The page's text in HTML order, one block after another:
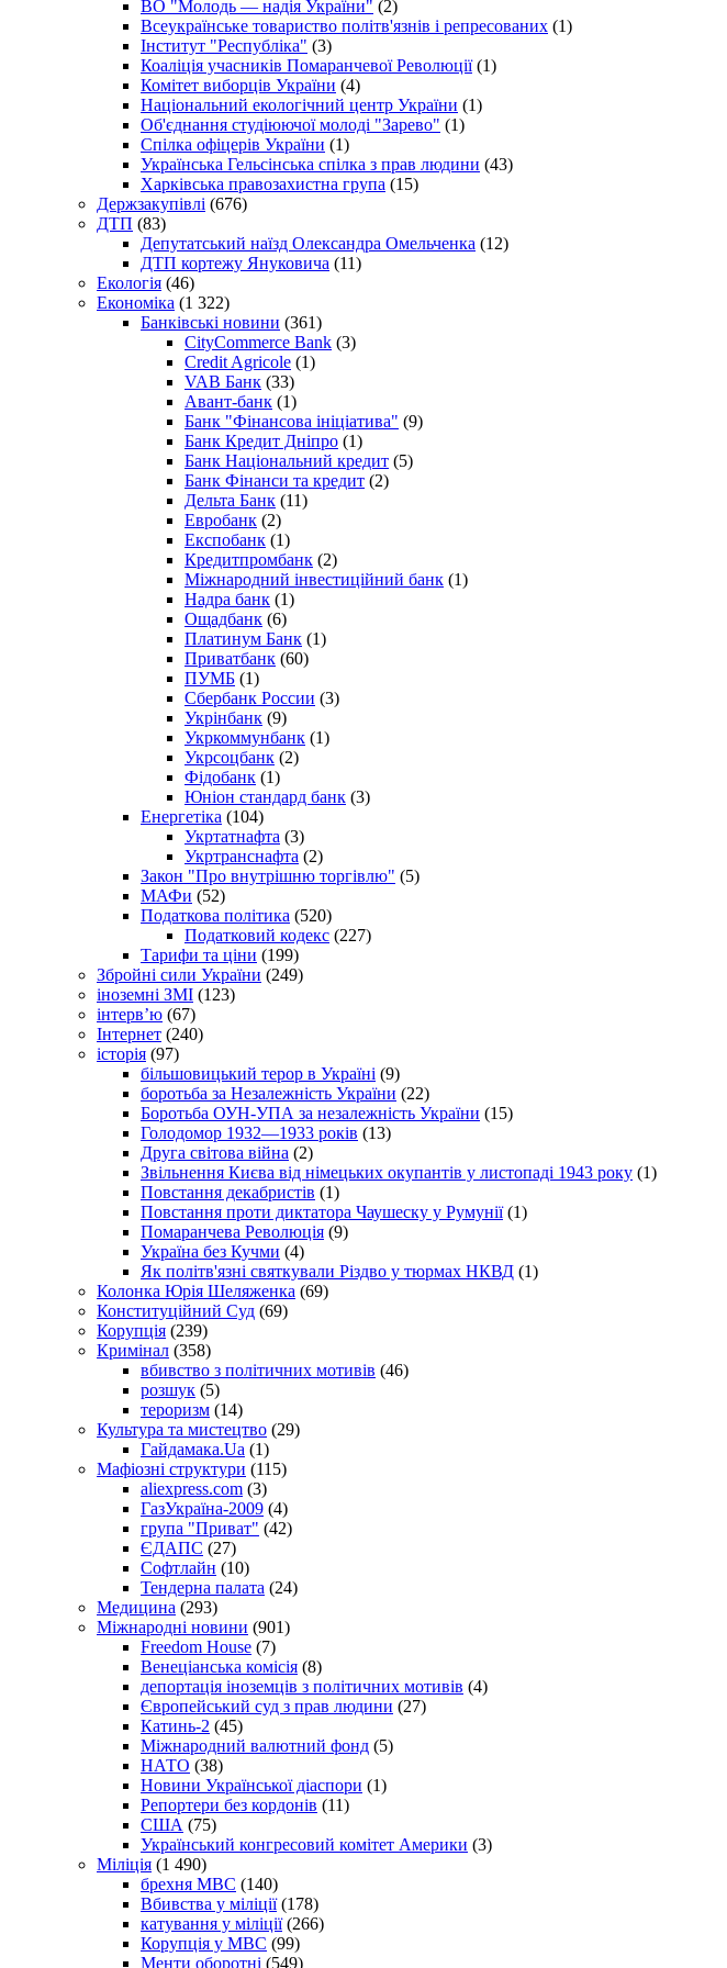
ВО "Молодь — надія України" (2)
Всеукраїнське товариство політв'язнів і репресованих (1)
Інститут "Республіка" (3)
Коаліція учасників Помаранчевої Революції(1)
Комітет виборців України (4)
Національний екологічний центр України (1)
Об'єднання студіюючої молоді "Зарево" (1)
Спілка офіцерів України (1)
Українська Гельсінська спілка з прав людини (43)
Харківська правозахистна група (15)
Держзакупівлі (676)
ДТП (83)
Депутатський наїзд Олександра Омельченка (12)
ДТП кортежу Януковича (11)
Екологія (46)
Економіка (1 322)
Банківські новини (361)
CityCommerce Bank (3)
Credit Agricole (1)
VAB Банк (33)
Авант-банк (1)
Банк "Фінансова ініціатива" (9)
Банк Кредит Дніпро (1)
Банк Національний кредит (5)
Банк Фінанси та кредит (2)
Дельта Банк (11)
Евробанк (2)
Експобанк (1)
Кредитпромбанк (2)
Міжнародний інвестиційний банк (1)
Надра банк (1)
Ощадбанк (6)
Платинум Банк (1)
Приватбанк (60)
ПУМБ (1)
Сбербанк России (3)
Укрінбанк (9)
Укркоммунбанк (1)
Укрсоцбанк (2)
Фідобанк (1)
Юніон стандард банк (3)
Енергетіка (104)
Укртатнафта (3)
Укртранснафта (2)
Закон "Про внутрішню торгівлю" (5)
МАФи (52)
Податкова політика (520)
Податковий кодекс (227)
Тарифи та ціни (199)
Збройні сили України (249)
іноземні ЗМІ (123)
інтерв’ю (67)
Інтернет (240)
історія (97)
більшовицький терор в Україні (9)
боротьба за Незалежність України (22)
Боротьба ОУН-УПА за незалежність України (15)
Голодомор 1932—1933 років (13)
Друга світова війна (2)
Звільнення Києва від німецьких окупантів у листопаді 1943 року (1)
Повстання декабристів (1)
Повстання проти диктатора Чаушеску у Румунії(1)
Помаранчева Революція (9)
Україна без Кучми (4)
Як політв'язні святкували Різдво у тюрмах НКВД (1)
Колонка Юрія Шеляженка (69)
Конституційний Суд (69)
Корупція (239)
Кримінал (358)
вбивство з політичних мотивів (46)
розшук (5)
тероризм (14)
Культура та мистецтво (29)
Гайдамака.Ua (1)
Мафіозні структури (115)
aliexpress.com (3)
ГазУкраїна-2009 (4)
група "Приват" (42)
ЄДАПС (27)
Софтлайн (10)
Тендерна палата (24)
Медицина (293)
Міжнародні новини (901)
Freedom House (7)
Венеціанська комісія (8)
депортація іноземців з політичних мотивів (4)
Європейський суд з прав людини (27)
Катинь-2 (45)
Міжнародний валютний фонд (5)
НАТО (38)
Новини Української діаспори (1)
Репортери без кордонів (11)
США (75)
Український конгресовий комітет Америки (3)
Міліція (1 490)
брехня МВС (140)
Вбивства у міліції(178)
катування у міліції(266)
Корупція у МВС (99)
Менти оборотні (549)